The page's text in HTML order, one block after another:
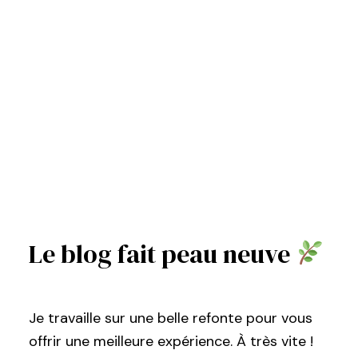
Le blog fait peau neuve
Je travaille sur une belle refonte pour vous
offrir une meilleure expérience. À très vite !